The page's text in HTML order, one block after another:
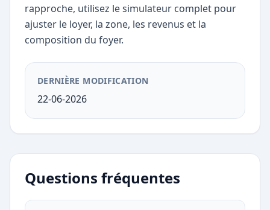
rapproche, utilisez le simulateur complet pour
ajuster le loyer, la zone, les revenus et la
composition du foyer.
DERNIÈRE MODIFICATION
22-06-2026
Questions fréquentes